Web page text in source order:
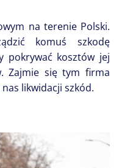
na terenie Polski.
komuś szkodę
pokrywać kosztów jej
Zajmie się tym firma
likwidacji szkód.